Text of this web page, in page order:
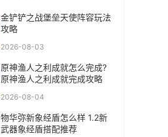
金铲铲之战堡垒天使阵容玩法
攻略
2026-08-03
原神渔人之利成就怎么完成?
原神渔人之利成就完成攻略
2026-08-04
物华弥新象经盾怎么样 1.2新
武器象经盾搭配推荐